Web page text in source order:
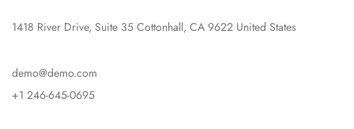
1418 River Drive, Suite 35 Cottonhall, CA 9622 United States
demo@demo.com
+1 246-645-0695